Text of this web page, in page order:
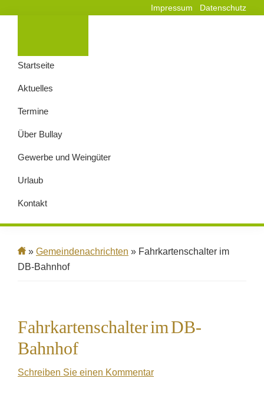
Impressum Datenschutz
Startseite
Aktuelles
Termine
Über Bullay
Gewerbe und Weingüter
Urlaub
Kontakt
» Gemeindenachrichten » Fahrkartenschalter im
DB-Bahnhof
Fahrkartenschalter im DB-
Bahnhof
Schreiben Sie einen Kommentar